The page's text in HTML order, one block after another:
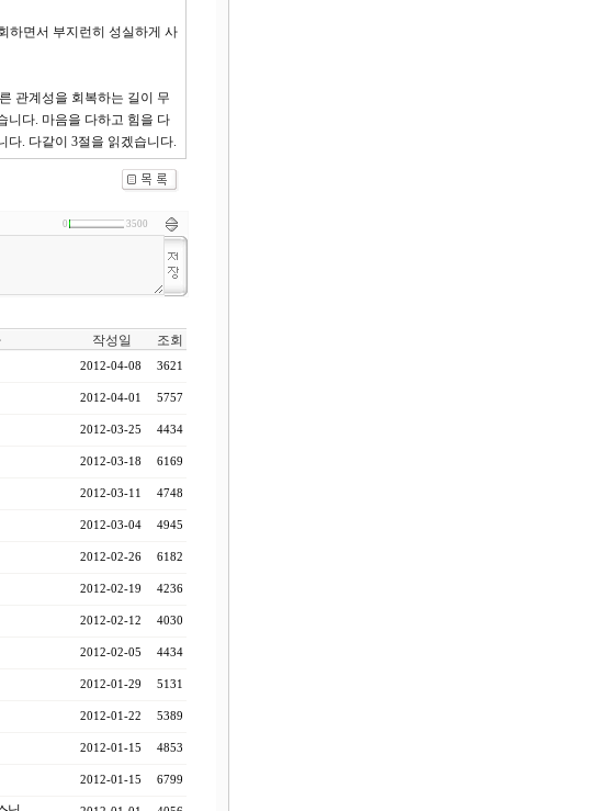
하면서 부지런히 성실하게 사
관계성을 회복하는 길이 무
니다. 마음을 다하고 힘을 다
다. 다같이 3절을 읽겠습니다.
0 3500
작성일 조회
2012-04-08 3621
2012-04-01 5757
2012-03-25 4434
2012-03-18 6169
2012-03-11 4748
2012-03-04 4945
2012-02-26 6182
2012-02-19 4236
2012-02-12 4030
2012-02-05 4434
2012-01-29 5131
2012-01-22 5389
2012-01-15 4853
2012-01-15 6799